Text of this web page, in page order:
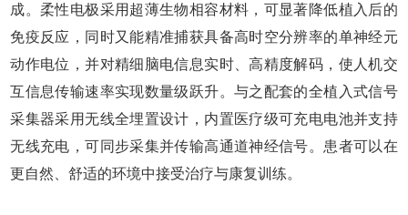
成。柔性电极采用超薄生物相容材料，可显著降低植入后的
免疫反应，同时又能精准捕获具备高时空分辨率的单神经元
动作电位，并对精细脑电信息实时、高精度解码，使人机交
互信息传输速率实现数量级跃升。与之配套的全植入式信号
采集器采用无线全埋置设计，内置医疗级可充电电池并支持
无线充电，可同步采集并传输高通道神经信号。患者可以在
更自然、舒适的环境中接受治疗与康复训练。